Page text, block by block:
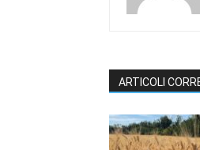
ARTICOLI